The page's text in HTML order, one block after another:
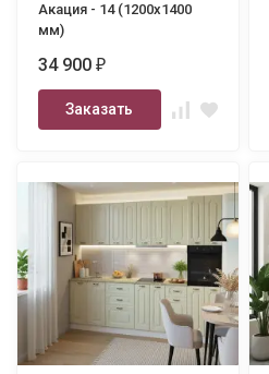
Акация - 14 (1200х1400
мм)
34 900₽
Заказать